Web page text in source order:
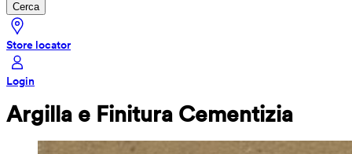
Cerca
Store locator
Login
Argilla e Finitura Cementizia